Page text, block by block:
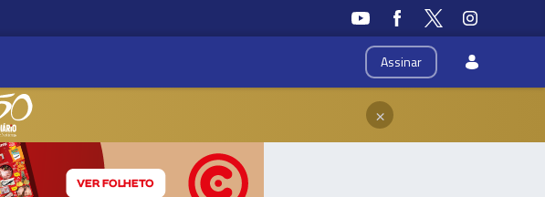
Assinar
×